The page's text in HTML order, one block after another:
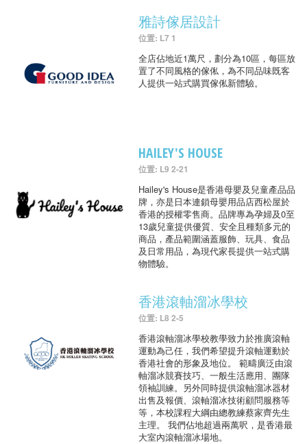
雅詩傢居設計
位置: L7 1
全店佔地近1萬尺，劃分為10區，每區放
置了不同風格的傢俬，為不同品味既客
人提供一站式購買傢俬新體驗。
HAILEY'S HOUSE
位置: L9 2-21
Hailey's House是香港母嬰及兒童產品品
牌，亦是日本連鎖母嬰用品店西松屋於
香港的授權零售商。品牌專為孕婦及0至
13歲兒童提供優質、安全且種類多元的
商品，產品範圍涵蓋服飾、玩具、食品
及日常用品，為現代家長提供一站式購
物體驗。
香港滾軸溜冰學校
位置: L8 2-5
香港滾軸溜冰學校教學致力於推廣滾軸
運動為己任，我們希望提升滾軸運動於
香港社會的形象及地位。 範疇廣泛由滾
軸溜冰競賽技巧、一般生活應用、團隊
領袖訓練。另外同時提供滾軸溜冰器材
出售及報價、滾軸溜冰技術顧問服務等
等，本校課程大綱由總教練蔡家齊先生
主理。 我們佔地超過兩萬呎，是香港最
大室內滾軸溜冰場地。